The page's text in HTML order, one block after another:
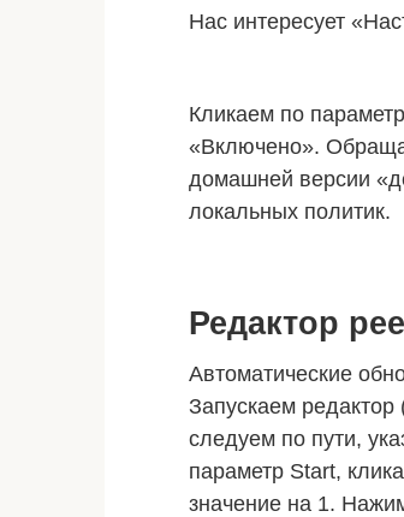
Нас интересует
Кликаем по
«Включено».
домашней версии
локальных политик.
Редактор
Автоматические
Запускаем редактор
следуем по пути,
параметр Start,
значение на 1.